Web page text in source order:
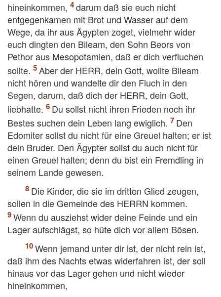
hineinkommen,
darum daß sie euch nicht
entgegenkamen mit Brot und Wasser auf dem
Wege, da ihr aus Ägypten zoget, vielmehr wider
euch dingten den Bileam, den Sohn Beors von
Pethor aus Mesopotamien, daß er dich verfluchen
sollte.
Aber der HERR, dein Gott, wollte Bileam
nicht hören und wandelte dir den Fluch in den
Segen, darum, daß dich der HERR, dein Gott,
liebhatte.
Du sollst nicht ihren Frieden noch ihr
Bestes suchen dein Leben lang ewiglich.
Den
Edomiter sollst du nicht für eine Greuel halten; er ist
dein Bruder. Den Ägypter sollst du auch nicht für
einen Greuel halten; denn du bist ein Fremdling in
seinem Lande gewesen.
Die Kinder, die sie im dritten Glied zeugen,
sollen in die Gemeinde des HERRN kommen.
Wenn du ausziehst wider deine Feinde und ein
Lager aufschlägst, so hüte dich vor allem Bösen.
Wenn jemand unter dir ist, der nicht rein ist,
daß ihm des Nachts etwas widerfahren ist, der soll
hinaus vor das Lager gehen und nicht wieder
hineinkommen,